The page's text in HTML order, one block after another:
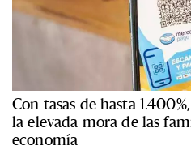
Con tasas de hasta
la elevada mora de las
economía